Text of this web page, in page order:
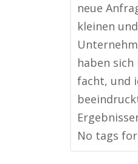
neue
kleinen
haben
facht, und
No tags